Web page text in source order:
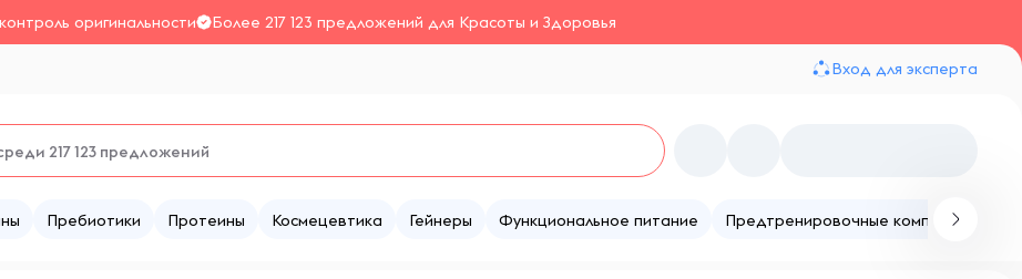
оригинальности Более 217 123 предложений для Красоты и Здоровья
Вход для эксперта
Пребиотики Протеины Космецевтика Гейнеры Функциональное питание Предтренировочные комплексы